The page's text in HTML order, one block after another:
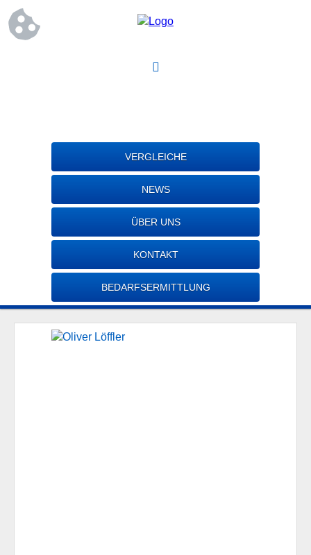
VERGLEICHE
NEWS
ÜBER UNS
KONTAKT
BEDARFSERMITTLUNG